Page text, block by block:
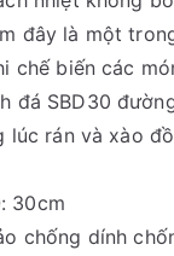
đây là một
chế biến các
đá SBD30
lúc rán và xào
30cm
chống dính